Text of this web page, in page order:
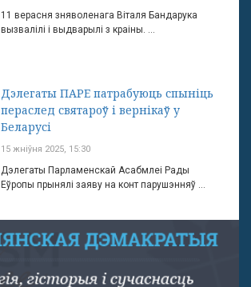
11 верасня зняволенага Віталя Бандарука
вызвалілі і выдварылі з краіны. ...
Дэлегаты ПАРЕ патрабуюць спыніць
пераслед святароў і вернікаў у
Беларусі
15 жніўня 2025, 15:30
Дэлегаты Парламенскай Асабмлеі Рады
Еўропы прынялі заяву на конт парушэнняў ...